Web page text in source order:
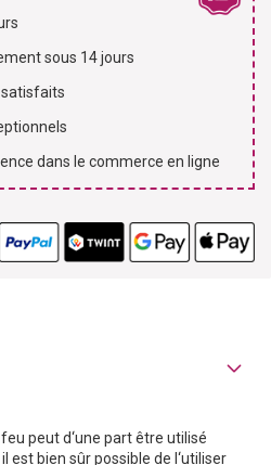
sous 14 jours
satisfaits
dans le commerce en ligne
feu peut d‘une part être utilisé
est bien sûr possible de l‘utiliser